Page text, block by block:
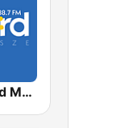
Radio Rekord Mazowsze